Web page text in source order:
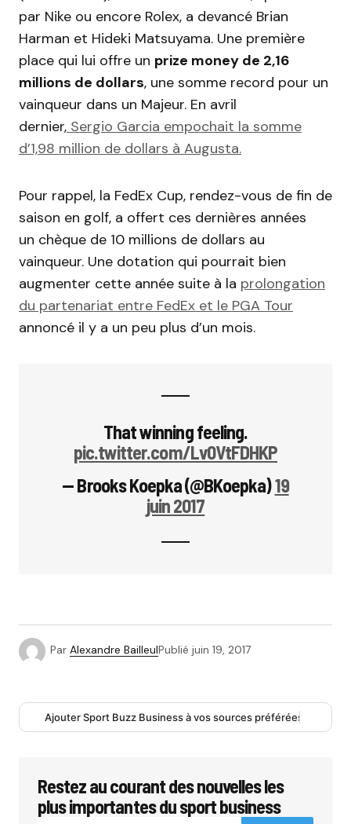
par Nike ou encore Rolex, a devancé Brian
Harman et Hideki Matsuyama. Une première
place qui lui offre un prize money de 2,16
millions de dollars, une somme record pour un
vainqueur dans un Majeur. En avril
dernier, Sergio Garcia empochait la somme
d’1,98 million de dollars à Augusta.
Pour rappel, la FedEx Cup, rendez-vous de fin de
saison en golf, a offert ces dernières années
un chèque de 10 millions de dollars au
vainqueur. Une dotation qui pourrait bien
augmenter cette année suite à la prolongation
du partenariat entre FedEx et le PGA Tour
annoncé il y a un peu plus d’un mois.
That winning feeling.
pic.twitter.com/Lv0VtFDHKP
— Brooks Koepka (@BKoepka)19
juin 2017
Par Alexandre BailleulPublié juin 19, 2017
Ajouter Sport Buzz Business à vos sources préférées
Restez au courant des nouvelles les
plus importantes du sport business